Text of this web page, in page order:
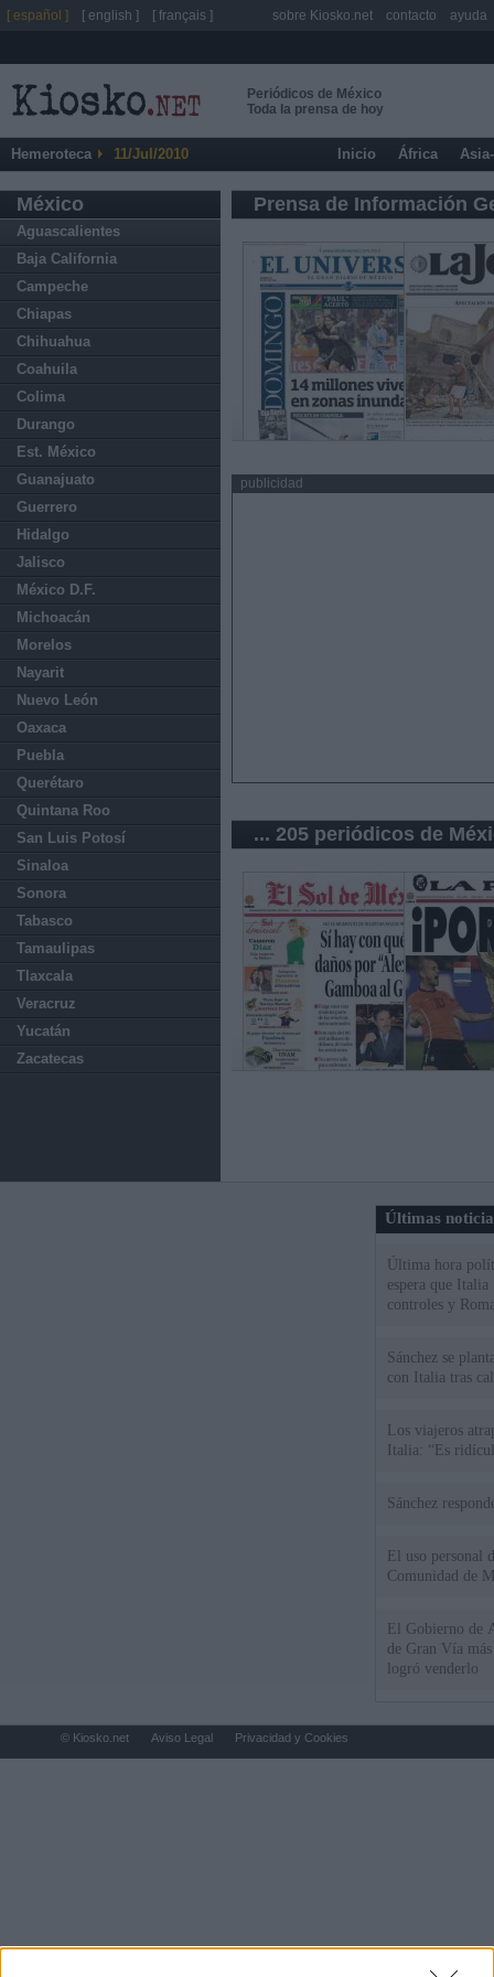
Periódicos de México
Toda la prensa de hoy
Hemeroteca 11/Jul/2010 Inicio África
México
Aguascalientes
Baja California
Campeche
Chiapas
Chihuahua
Coahuila
Colima
Durango
Est. México
Guanajuato
Guerrero
Hidalgo
Jalisco
México D.F.
Michoacán
Morelos
Nayarit
Nuevo León
Oaxaca
Puebla
Querétaro
Quintana Roo
San Luis Potosí
Sinaloa
Sonora
Tabasco
Tamaulipas
Tlaxcala
Veracruz
Yucatán
Zacatecas
Prensa de Información
publicidad
... 205 periódicos de
Últimas
Última hora
espera que
controles y
Sánchez se
con Italia tras
Los viajeros
Italia: “Es
Sánchez
El uso personal
Comunidad de
El Gobierno de
de Gran Vía
logró venderlo
[ español ] [ english ] [ français ] sobre Kiosko.net contacto ayuda
© Kiosko.net Aviso Legal Privacidad y Cookies